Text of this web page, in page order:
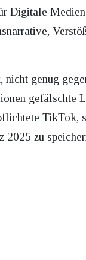
Digitale
genug
TikTok,
2025 zu